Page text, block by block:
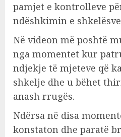
pamjet e kontrolleve
ndëshkimin e
Në videon më poshtë
nga momentet kur
ndjekje të mjeteve që
shkelje dhe u bëhet
anash rrugës.
Ndërsa në disa
konstaton dhe paratë